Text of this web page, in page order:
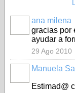
ana milena
gracias por
ayudar a
29 Ago 2010
Manuela
Estimad@